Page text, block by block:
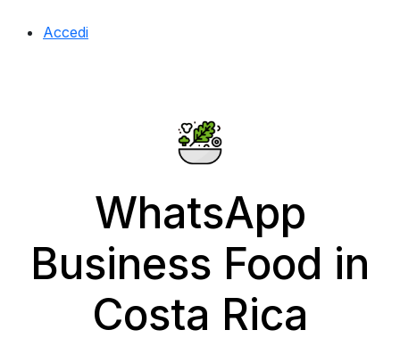
Accedi
WhatsApp
Business Food in
Costa Rica